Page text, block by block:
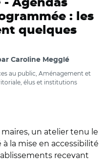
-Agendas
: les
quelques
Caroline Megglé
au public, Aménagement et
élus et institutions
un atelier tenu le
la mise en accessibilité
recevant